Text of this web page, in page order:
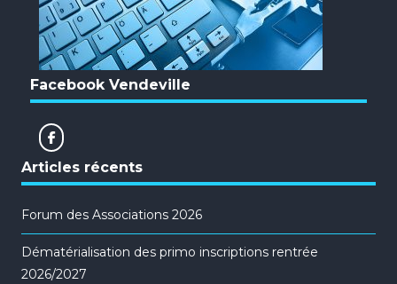
Facebook Vendeville
Articles récents
Forum des Associations 2026
Dématérialisation des primo inscriptions rentrée
2026/2027